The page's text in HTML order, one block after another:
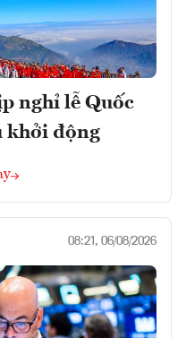
nghỉ lễ Quốc
khởi động
08:21, 06/08/2026